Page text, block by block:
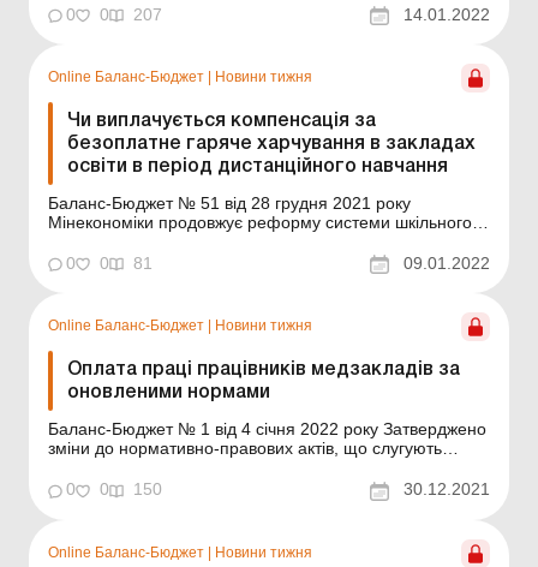
норми відшкодування витрат працівникам, які
направляються у відрядження, причому не лише в
0 0 207 14.01.2022
Online Баланс-Бюджет Новини тижня
Чи виплачується компенсація за
безоплатне гаряче харчування в закладах
освіти в період дистанційного навчання
Баланс-Бюджет № 51 від 28 грудня 2021 року
Мінекономіки продовжує реформу системи шкільного
публічних закупівель. Для цього Мінекономіки спільно з
Антимонопольним комітетом України та членами
міні...
0 0 81 09.01.2022
Online Баланс-Бюджет Новини тижня
Оплата праці працівників медзакладів за
оновленими нормами
Баланс-Бюджет № 1 від 4 січня 2022 року Затверджено
зміни до нормативно-правових актів, що слугують
персоналу медзакладів. Насамперед, починаючи з
01.01.2022, розмір посадового окладу керівника
0 0 150 30.12.2021
Online Баланс-Бюджет | Новини тижня